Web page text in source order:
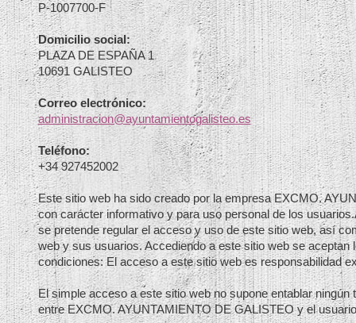
P-1007700-F
Domicilio social:
PLAZA DE ESPAÑA 1
10691 GALISTEO
Correo electrónico:
administracion@ayuntamientogalisteo.es
Teléfono:
+34 927452002
Este sitio web ha sido creado por la empresa EXCMO.
con carácter informativo y para uso personal de los
se pretende regular el acceso y uso de este sitio web, así
web y sus usuarios. Accediendo a este sitio web se aceptan
condiciones: El acceso a este sitio web es responsabilidad
El simple acceso a este sitio web no supone entablar ningún
entre EXCMO. AYUNTAMIENTO DE GALISTEO y el